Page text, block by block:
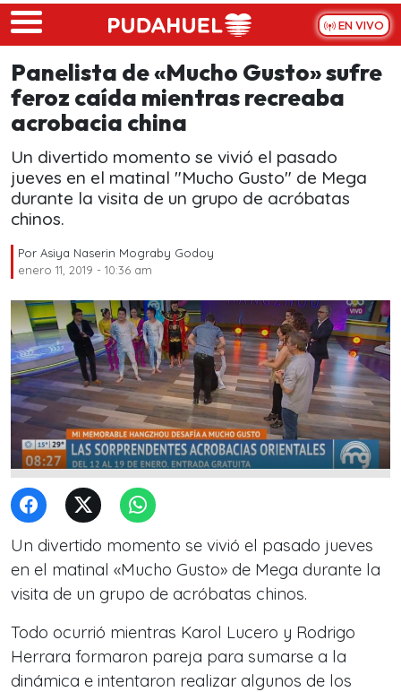
Skip to main content
EN VIVO
Panelista de «Mucho Gusto» sufre
feroz caída mientras recreaba
acrobacia china
Un divertido momento se vivió el pasado
jueves en el matinal "Mucho Gusto" de Mega
durante la visita de un grupo de acróbatas
chinos.
Por Asiya Naserin Mograby Godoy
enero 11, 2019 - 10:36 am
Un divertido momento se vivió el pasado jueves
en el matinal «Mucho Gusto» de Mega durante la
visita de un grupo de acróbatas chinos.
Todo ocurrió mientras Karol Lucero y Rodrigo
Herrara formaron pareja para sumarse a la
dinámica e intentaron realizar algunos de los